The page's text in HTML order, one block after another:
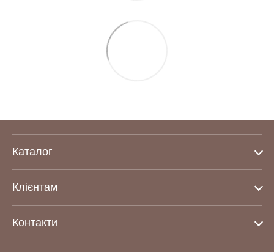
Каталог
Клієнтам
Контакти